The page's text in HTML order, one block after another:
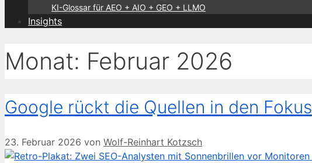
KI-Glossar für AEO + AIO + GEO + LLMO
Insights
Monat: Februar 2026
Google rückt die Quellen in den Fokus
23. Februar 2026 von Wolf-Reinhart Kotzsch